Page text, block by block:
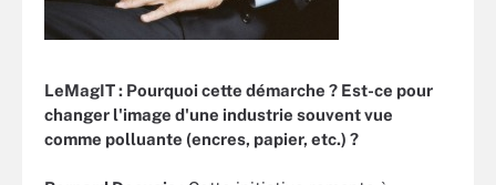
LeMagIT : Pourquoi cette démarche ? Est-ce pour
changer l'image d'une industrie souvent vue
comme polluante (encres, papier, etc.) ?